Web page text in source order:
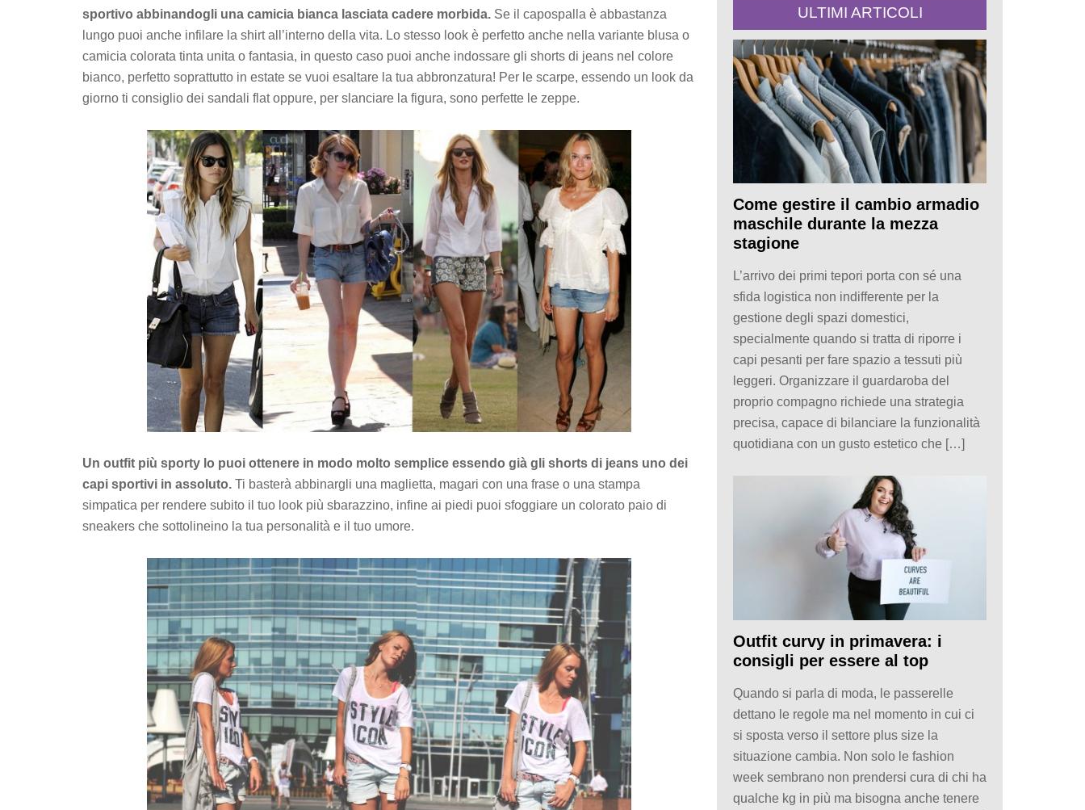
sportivo abbinandogli una camicia bianca lasciata cadere morbida. Se il capospalla è abbastanza
lungo puoi anche infilare la shirt all’interno della vita. Lo stesso look è perfetto anche nella variante blusa o
camicia colorata tinta unita o fantasia, in questo caso puoi anche indossare gli shorts di jeans nel colore
bianco, perfetto soprattutto in estate se vuoi esaltare la tua abbronzatura! Per le scarpe, essendo un look da
giorno ti consiglio dei sandali flat oppure, per slanciare la figura, sono perfette le zeppe.
Un outfit più sporty lo puoi ottenere in modo molto semplice essendo già gli shorts di jeans uno dei
capi sportivi in assoluto. Ti basterà abbinargli una maglietta, magari con una frase o una stampa
simpatica per rendere subito il tuo look più sbarazzino, infine ai piedi puoi sfoggiare un colorato paio di
sneakers che sottolineino la tua personalità e il tuo umore.
ULTIMI ARTICOLI
Come gestire il cambio armadio
maschile durante la mezza
stagione
L’arrivo dei primi tepori porta con sé una
sfida logistica non indifferente per la
gestione degli spazi domestici,
specialmente quando si tratta di riporre i
capi pesanti per fare spazio a tessuti più
leggeri. Organizzare il guardaroba del
proprio compagno richiede una strategia
precisa, capace di bilanciare la funzionalità
quotidiana con un gusto estetico che […]
Outfit curvy in primavera: i
consigli per essere al top
Quando si parla di moda, le passerelle
dettano le regole ma nel momento in cui ci
si sposta verso il settore plus size la
situazione cambia. Non solo le fashion
week sembrano non prendersi cura di chi ha
qualche kg in più ma bisogna anche tenere